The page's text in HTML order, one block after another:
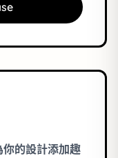
的設計添加趣